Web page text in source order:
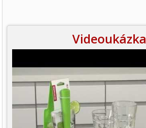
Videoukázka